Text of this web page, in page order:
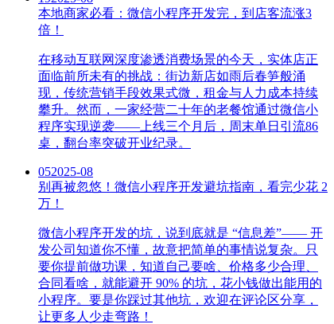
本地商家必看：微信小程序开发完，到店客流涨3
倍！
在移动互联网深度渗透消费场景的今天，实体店正
面临前所未有的挑战：街边新店如雨后春笋般涌
现，传统营销手段效果式微，租金与人力成本持续
攀升。然而，一家经营二十年的老餐馆通过微信小
程序实现逆袭——上线三个月后，周末单日引流86
桌，翻台率突破开业纪录。
052025-08
别再被忽悠！微信小程序开发避坑指南，看完少花 2
万！
微信小程序开发的坑，说到底就是 “信息差”—— 开
发公司知道你不懂，故意把简单的事情说复杂。只
要你提前做功课，知道自己要啥、价格多少合理、
合同看啥，就能避开 90% 的坑，花小钱做出能用的
小程序。要是你踩过其他坑，欢迎在评论区分享，
让更多人少走弯路！